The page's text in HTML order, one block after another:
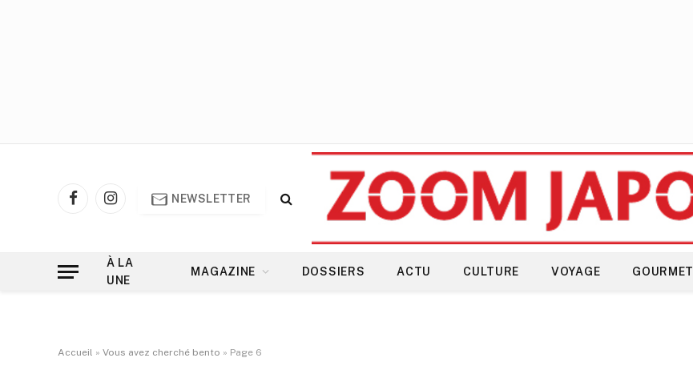
FacebookInstagram
NEWSLETTER
À LA
UNE
MAGAZINE DOSSIERS ACTU CULTURE VOYAGE GOURMET
Accueil » Vous avez cherché bento » Page 6